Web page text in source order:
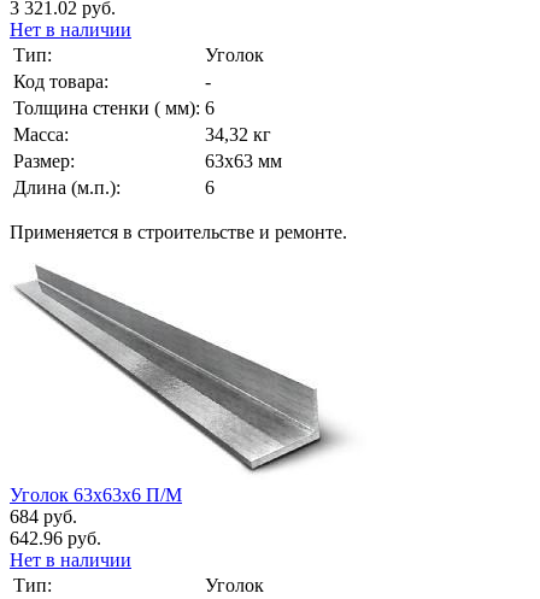
3 321.02 руб.
Нет в наличии
Тип:
Уголок
Код товара:
-
Толщина стенки ( мм): 6
Масса:
34,32 кг
Размер:
63х63 мм
Длина (м.п.):
6
Применяется в строительстве и ремонте.
Уголок 63х63х6 П/М
684 руб.
642.96 руб.
Нет в наличии
Тип:
Уголок